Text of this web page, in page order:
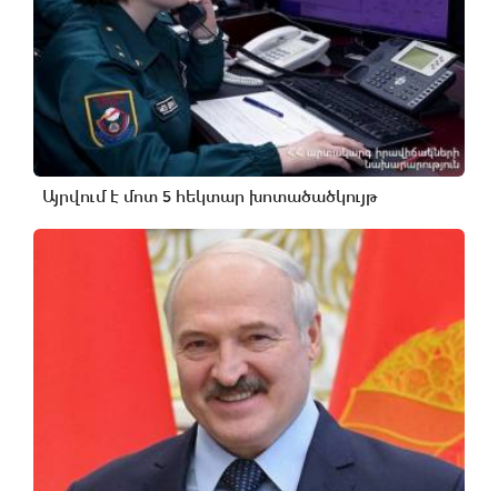
Այրվում է մոտ 5 հեկտար խոտածածկույթ